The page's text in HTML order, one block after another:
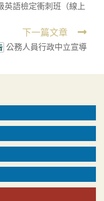
英語檢定衝刺班（線上
下一篇文章
公務人員行政中立宣導